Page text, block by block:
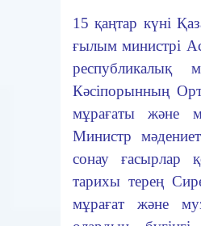
15 қаңтар күні
ғылым министрі
республикалық
Кәсіпорынның
мұрағаты және
Министр
сонау ғасырлар
тарихы терең
мұрағат және